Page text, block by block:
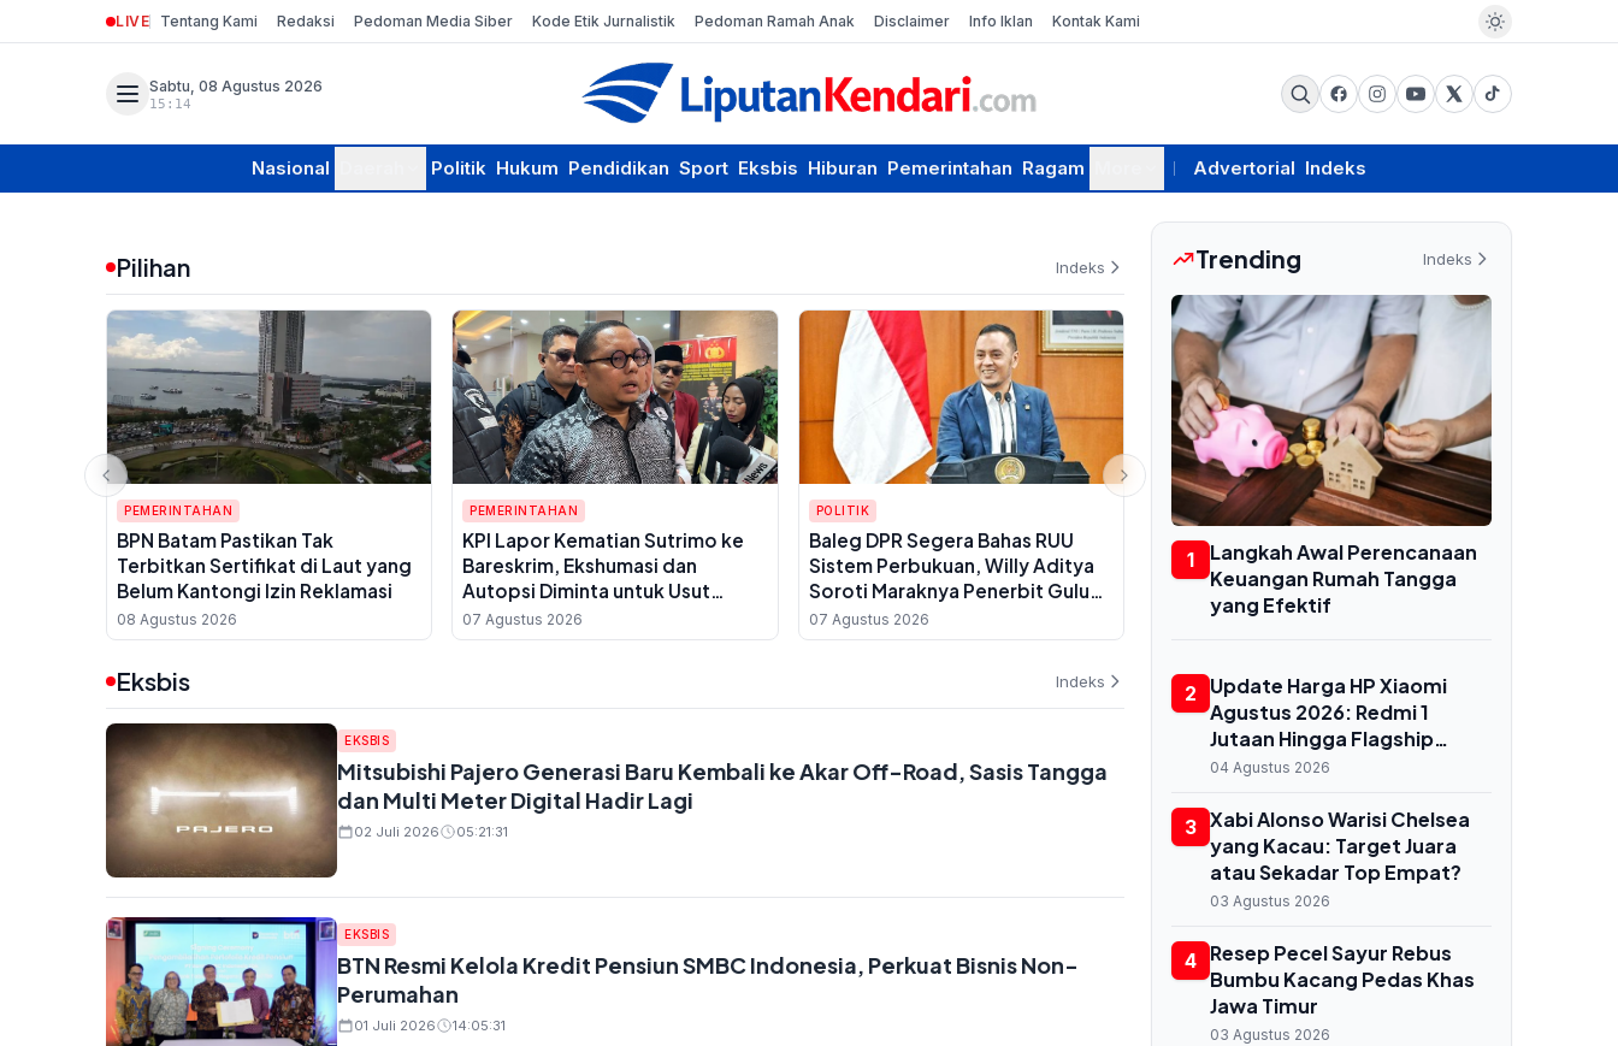
LIVE Tentang Kami Redaksi Pedoman Media Siber Kode Etik Jurnalistik Pedoman Ramah Anak Disclaimer Info Iklan Kontak Kami
Sabtu, 08 Agustus 2026
15:14
Nasional Politik Hukum Pendidikan Sport Eksbis Hiburan Pemerintahan Ragam Advertorial Indeks
Pilihan Indeks
PEMERINTAHAN
BPN Batam Pastikan Tak
Terbitkan Sertifikat di Laut yang
Belum Kantongi Izin Reklamasi
08 Agustus 2026
PEMERINTAHAN
KPI Lapor Kematian Sutrimo ke
Bareskrim, Ekshumasi dan
Autopsi Diminta untuk Usut
Dugaan Pembunuhan
07 Agustus 2026
POLITIK
Baleg DPR Segera Bahas RUU
Sistem Perbukuan, Willy Aditya
Soroti Maraknya Penerbit Gulung
Tikar
07 Agustus 2026
PEMERINTAHAN
Menag Nasaruddin Umar dan
Ketum PBNU Yahya Cholil Staquf
Hadiri Peluncuran Buku Pemikiran
KH Ma'ruf Amin Jelang Muktamar
06 Agustus 2026
Eksbis Indeks
EKSBIS
Mitsubishi Pajero Generasi Baru Kembali ke Akar Off-Road, Sasis Tangga
dan Multi Meter Digital Hadir Lagi
02 Juli 2026 05:21:31
EKSBIS
BTN Resmi Kelola Kredit Pensiun SMBC Indonesia, Perkuat Bisnis Non-
Perumahan
01 Juli 2026 14:05:31
Trending Indeks
1
Langkah Awal Perencanaan
Keuangan Rumah Tangga
yang Efektif
2
Update Harga HP Xiaomi
Agustus 2026: Redmi 1
Jutaan Hingga Flagship
Snapdragon 8 Elite Gen 5
04 Agustus 2026
3 Xabi Alonso Warisi Chelsea
yang Kacau: Target Juara
atau Sekadar Top Empat?
03 Agustus 2026
4 Resep Pecel Sayur Rebus
Bumbu Kacang Pedas Khas
Jawa Timur
03 Agustus 2026